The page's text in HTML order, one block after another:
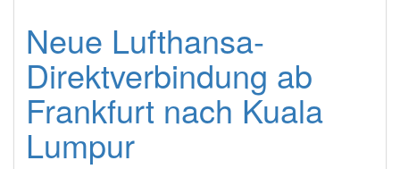
Neue Lufthansa-
Direktverbindung ab
Frankfurt nach Kuala
Lumpur